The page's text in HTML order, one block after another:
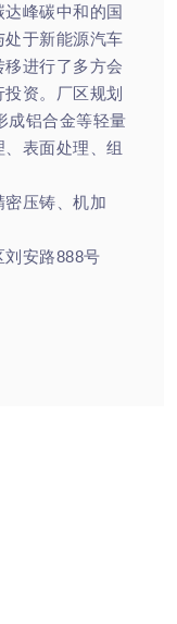
峰碳中和的国
于新能源汽车
进行了多方会
资。厂区规划
成铝合金等轻量
表面处理、组
压铸、机加
安路888号